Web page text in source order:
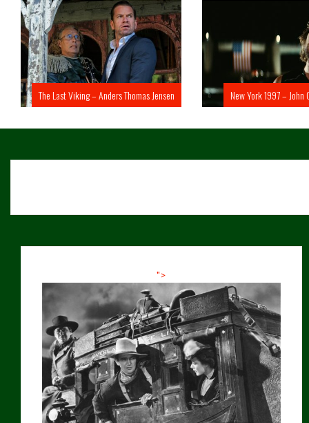
The Last Viking – Anders Thomas Jensen New York 1997 –
">